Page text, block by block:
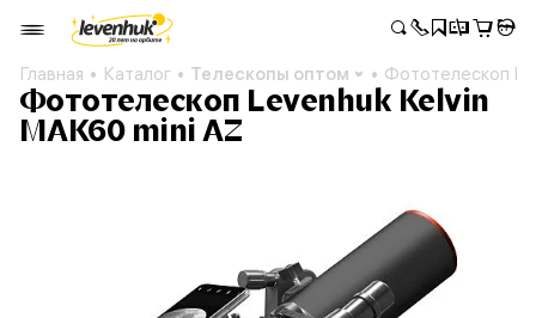
Главная Каталог Телескопы оптом Фототелескоп
Фототелескоп Levenhuk Kelvin
MAK60 mini AZ